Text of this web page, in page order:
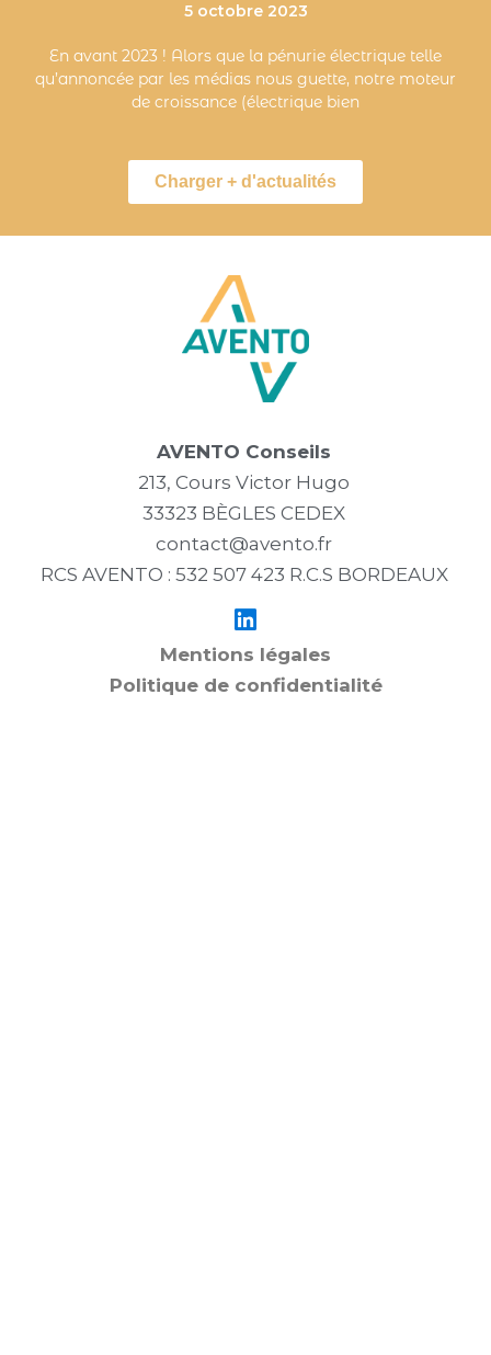
5 octobre 2023
En avant 2023 ! Alors que la pénurie électrique telle
qu’annoncée par les médias nous guette, notre moteur
de croissance (électrique bien
Charger + d'actualités
AVENTO Conseils
213, Cours Victor Hugo
33323 BÈGLES CEDEX
contact@avento.fr
RCS AVENTO : 532 507 423 R.C.S BORDEAUX
Mentions légales
Politique de confidentialité